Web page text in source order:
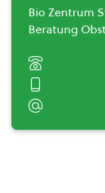
Bio Zentrum
Beratung